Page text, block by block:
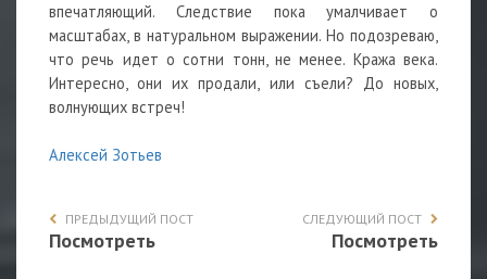
впечатляющий. Следствие пока умалчивает о
масштабах, в натуральном выражении. Но подозреваю,
что речь идет о сотни тонн, не менее. Кража века.
Интересно, они их продали, или съели? До новых,
волнующих встреч!
Алексей Зотьев
ПРЕДЫДУЩИЙ ПОСТ
Посмотреть
СЛЕДУЮЩИЙ ПОСТ
Посмотреть